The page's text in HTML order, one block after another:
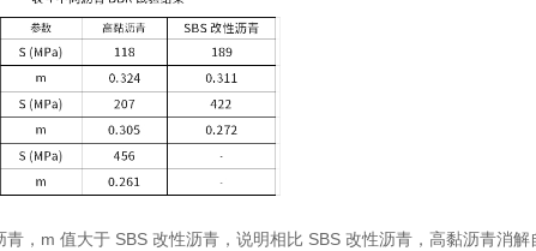
，m 值大于 SBS 改性沥青，说明相比 SBS 改性沥青，高黏沥青消解